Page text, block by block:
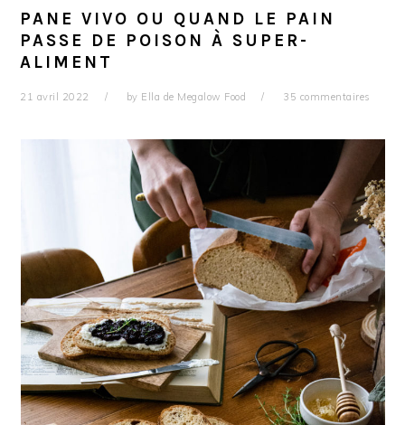
PANE VIVO OU QUAND LE PAIN
PASSE DE POISON À SUPER-
ALIMENT
21 avril 2022 by Ella de Megalow Food 35 commentaires